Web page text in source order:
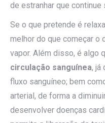
de estranhar que continue
Se o que pretende é
melhor do que começar o
vapor. Além disso, é algo
circulação sanguínea, já
fluxo sanguíneo; bem
arterial, de forma a
desenvolver doenças